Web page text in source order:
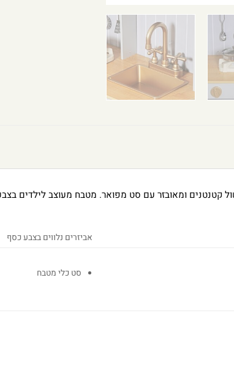
ומאובזר עם סט מפואר. מטבח מעוצב לילדים בצבע
אביזרים נלווים בצבע כסף
סט כלי מטבח